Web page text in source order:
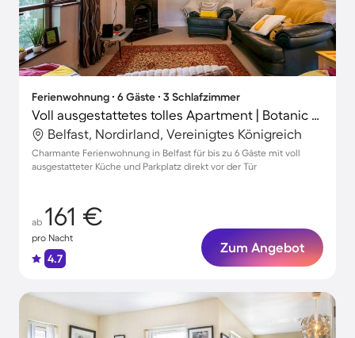
Ferienwohnung ∙ 6 Gäste ∙ 3 Schlafzimmer
Voll ausgestattetes tolles Apartment | Botanic Gardens in der Nähe | Stadtblick
Belfast, Nordirland, Vereinigtes Königreich
Charmante Ferienwohnung in Belfast für bis zu 6 Gäste mit voll
ausgestatteter Küche und Parkplatz direkt vor der Tür
ab 161 €
pro Nacht
4.7
Zum Angebot